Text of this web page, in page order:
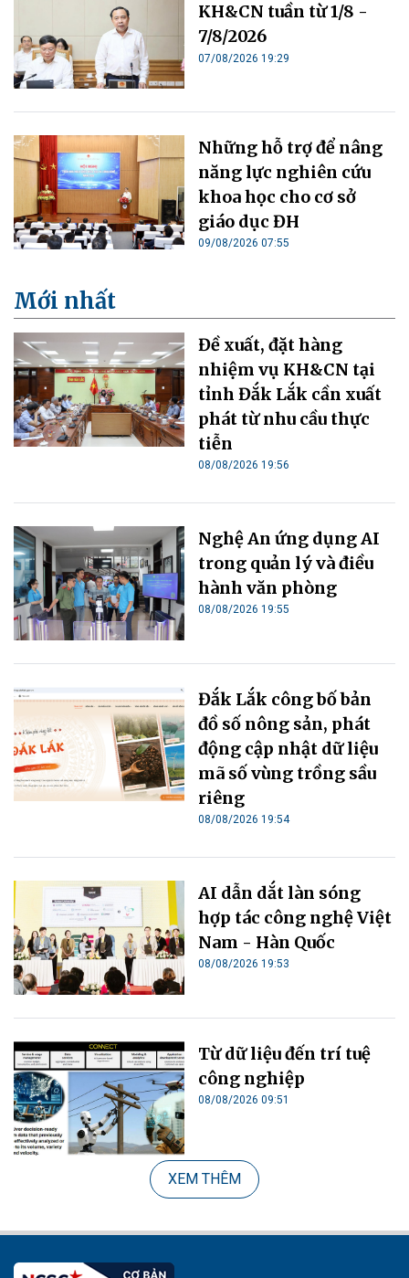
KH&CN tuần từ 1/8 -
7/8/2026
07/08/2026 19:29
Những hỗ trợ để nâng
năng lực nghiên cứu
khoa học cho cơ sở
giáo dục ĐH
09/08/2026 07:55
Mới nhất
Đề xuất, đặt hàng
nhiệm vụ KH&CN tại
tỉnh Đắk Lắk cần xuất
phát từ nhu cầu thực
tiễn
08/08/2026 19:56
Nghệ An ứng dụng AI
trong quản lý và điều
hành văn phòng
08/08/2026 19:55
Đắk Lắk công bố bản
đồ số nông sản, phát
động cập nhật dữ liệu
mã số vùng trồng sầu
riêng
08/08/2026 19:54
AI dẫn dắt làn sóng
hợp tác công nghệ Việt
Nam - Hàn Quốc
08/08/2026 19:53
Từ dữ liệu đến trí tuệ
công nghiệp
08/08/2026 09:51
XEM THÊM